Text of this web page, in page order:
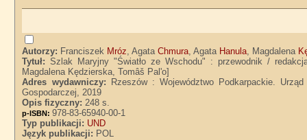
Autorzy: Franciszek Mróz, AgataChmura, Agata Hanula, Magdalena
Tytuł:Szlak Maryjny "Światło ze Wschodu" : przewodnik /
Magdalena Kędzierska, Tomâš Pal'o]
Adres wydawniczy:
Rzeszów : Województwo Podkarpackie.
Gospodarczej, 2019
Opis fizyczny:248 s.
p-ISBN:978-83-65940-00-1
Typ publikacji: UND
Język publikacji: POL